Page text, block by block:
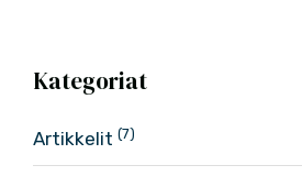
Kategoriat
Artikkelit (7)